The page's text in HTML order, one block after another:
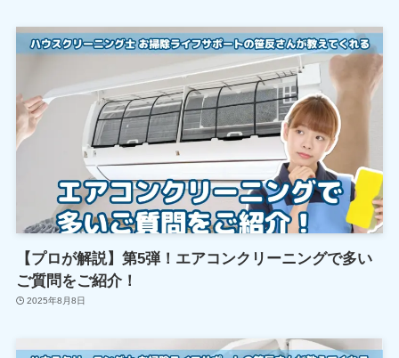
【プロが解説】第5弾！エアコンクリーニングで多い
ご質問をご紹介！
2025年8月8日